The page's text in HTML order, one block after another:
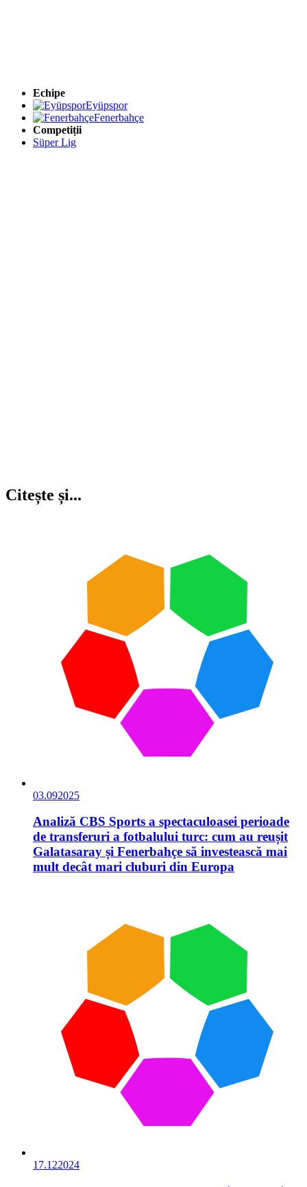
Echipe
Eyüpspor
Fenerbahçe
Competiții
Süper Lig
Citește și...
03.092025
Analiză CBS Sports a spectaculoasei perioade
de transferuri a fotbalului turc: cum au reușit
Galatasaray și Fenerbahçe să investească mai
mult decât mari cluburi din Europa
17.122024